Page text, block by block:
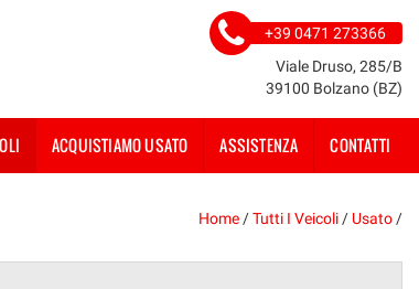
+39 0471 273366
Viale Druso, 285/B
39100 Bolzano (BZ)
ACQUISTIAMO USATO ASSISTENZA CONTATTI
Home /Tutti I Veicoli / Usato /